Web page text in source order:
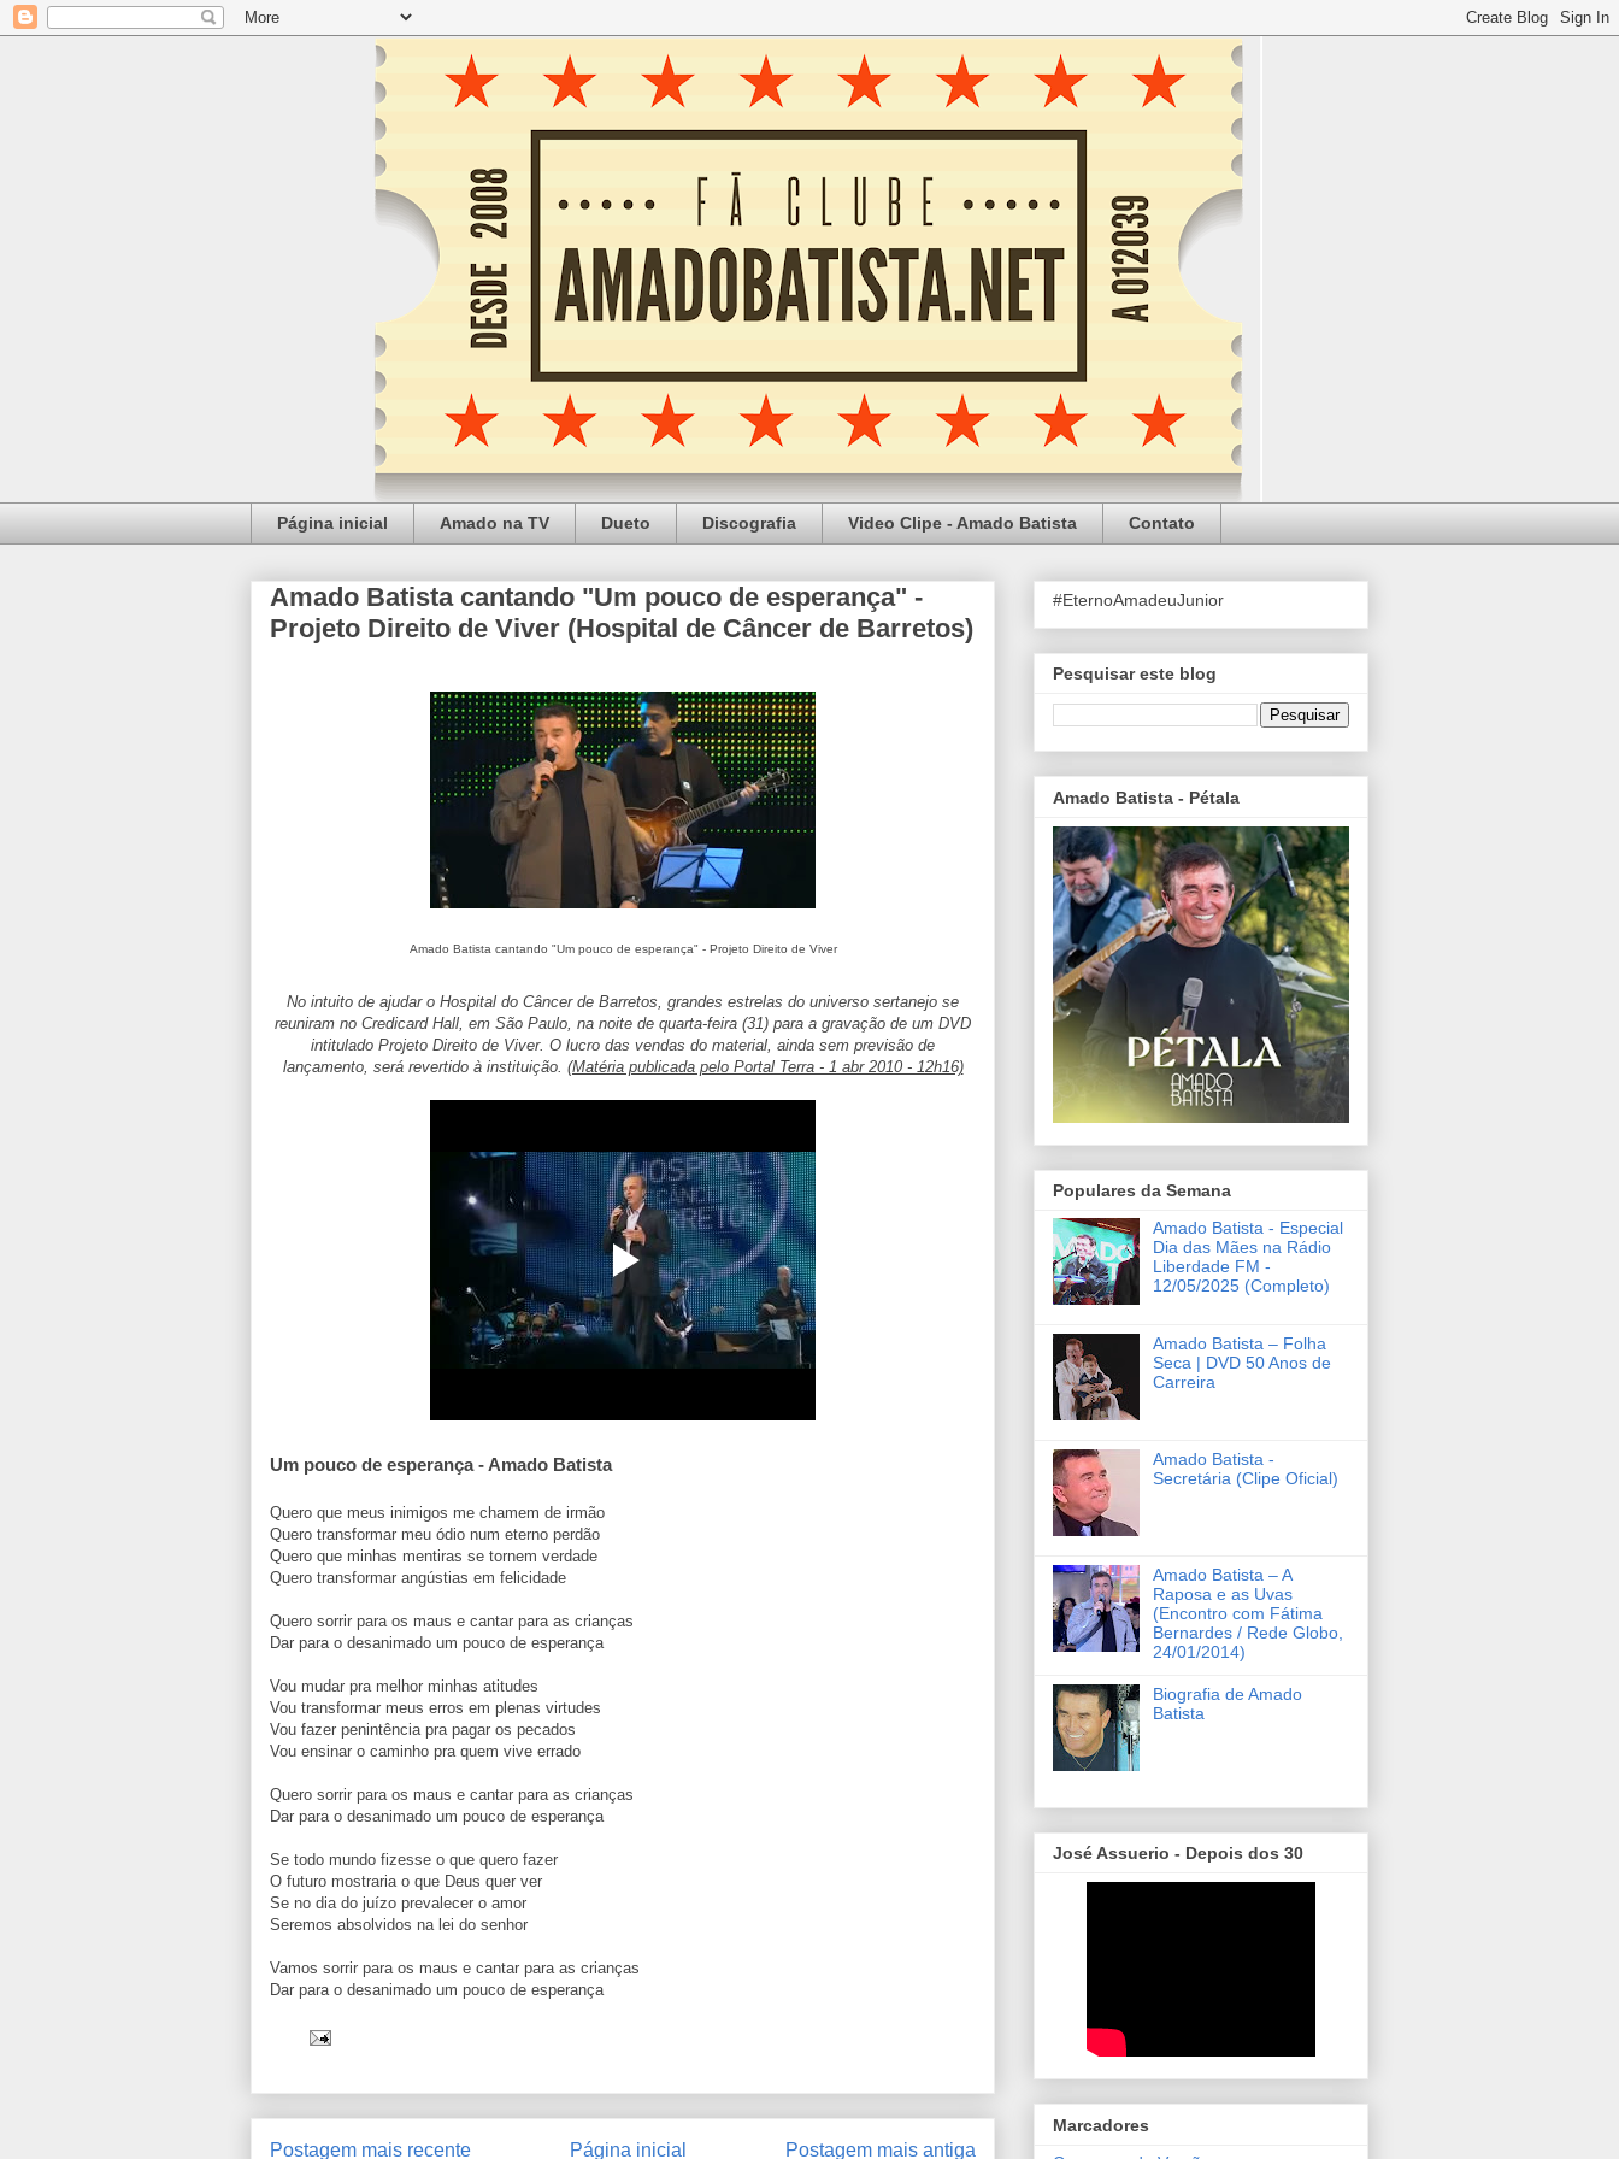
Página inicial Amado na TV Dueto Discografia Video Clipe - Amado Batista Contato
Amado Batista cantando "Um pouco de esperança" -
Projeto Direito de Viver (Hospital de Câncer de Barretos)
Amado Batista cantando "Um pouco de esperança" - Projeto Direito de Viver
No intuito de ajudar o Hospital do Câncer de Barretos, grandes estrelas do universo sertanejo se
reuniram no Credicard Hall, em São Paulo, na noite de quarta-feira (31) para a gravação de um DVD
intitulado Projeto Direito de Viver. O lucro das vendas do material, ainda sem previsão de
lançamento, será revertido à instituição. (Matéria publicada pelo Portal Terra - 1 abr 2010 - 12h16)
Um pouco de esperança - Amado Batista
Quero que meus inimigos me chamem de irmão
Quero transformar meu ódio num eterno perdão
Quero que minhas mentiras se tornem verdade
Quero transformar angústias em felicidade
Quero sorrir para os maus e cantar para as crianças
Dar para o desanimado um pouco de esperança
Vou mudar pra melhor minhas atitudes
Vou transformar meus erros em plenas virtudes
Vou fazer penintência pra pagar os pecados
Vou ensinar o caminho pra quem vive errado
Quero sorrir para os maus e cantar para as crianças
Dar para o desanimado um pouco de esperança
Se todo mundo fizesse o que quero fazer
O futuro mostraria o que Deus quer ver
Se no dia do juízo prevalecer o amor
Seremos absolvidos na lei do senhor
Vamos sorrir para os maus e cantar para as crianças
Dar para o desanimado um pouco de esperança
Postagem mais recente Postagem mais antiga
Página inicial
#EternoAmadeuJunior
Pesquisar este blog
Amado Batista - Pétala
Populares da Semana
Amado Batista - Especial
Dia das Mães na Rádio
Liberdade FM -
12/05/2025 (Completo)
Amado Batista – Folha
Seca | DVD 50 Anos de
Carreira
Amado Batista -
Secretária (Clipe Oficial)
Amado Batista – A
Raposa e as Uvas
(Encontro com Fátima
Bernardes / Rede Globo,
24/01/2014)
Biografia de Amado
Batista
José Assuerio - Depois dos 30
Marcadores